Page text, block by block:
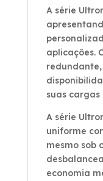
A série
aplicações.
suas cargas
A série
uniforme
mesmo sob
economia